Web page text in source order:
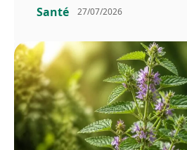
Santé 27/07/2026